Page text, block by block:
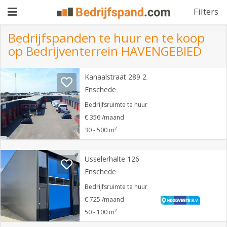
Filters
Pand
aanbieden
Pand
zoeken
Waarom
adverteren
Premium
adverteren
Registreren
Login
Bedrijfspanden te huur en te koop
op Bedrijventerrein HAVENGEBIED
Kanaalstraat 289 2
Enschede
Bedrijfsruimte te huur
€ 356 /maand
30 - 500 m2
Usselerhalte 126
Enschede
Bedrijfsruimte te huur
€ 725 /maand
50 - 100 m2